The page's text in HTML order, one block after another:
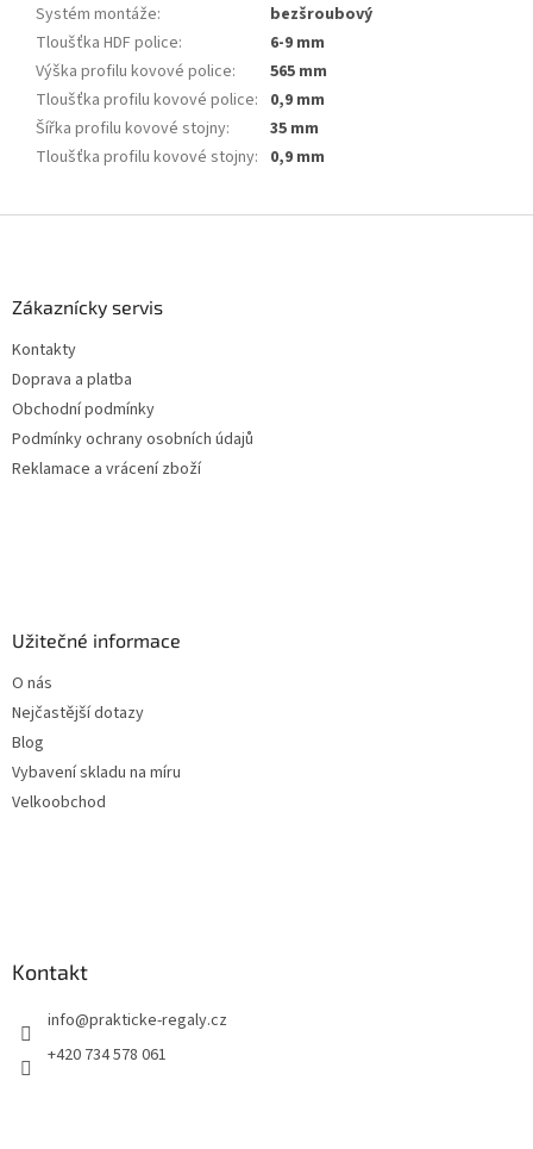
Systém montáže:
bezšroubový
Tloušťka HDF police:
6-9 mm
Výška profilu kovové police:
565 mm
Tloušťka profilu kovové police: 0,9 mm
Šířka profilu kovové stojny:
35 mm
Tloušťka profilu kovové stojny: 0,9 mm
Zákaznícky servis
Kontakty
Doprava a platba
Obchodní podmínky
Podmínky ochrany osobních údajů
Reklamace a vrácení zboží
Užitečné informace
O nás
Nejčastější dotazy
Blog
Vybavení skladu na míru
Velkoobchod
Kontakt
info@prakticke-regaly.cz
+420 734 578 061